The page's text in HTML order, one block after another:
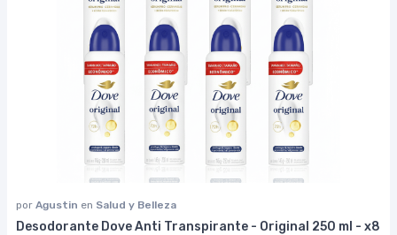
por Agustin en Salud y Belleza
Desodorante Dove Anti Transpirante - Original 250 ml - x8